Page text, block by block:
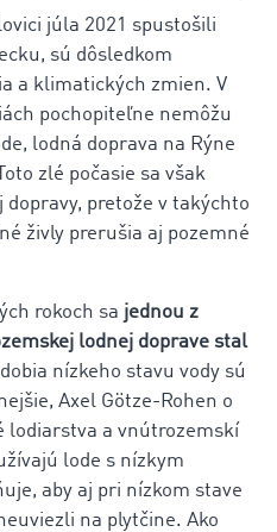
júla 2021 spustošili
sú dôsledkom
a klimatických zmien. V
pochopiteľne nemôžu
lodná doprava na Rýne
zlé počasie sa však
pretože v takýchto
živly prerušia aj pozemné
rokoch sa jednou z
lodnej doprave stal
nízkeho stavu vody sú
Axel Götze-Rohen o
lodiarstva a vnútrozemskí
lode s nízkym
aby aj pri nízkom stave
na plytčine. Ako